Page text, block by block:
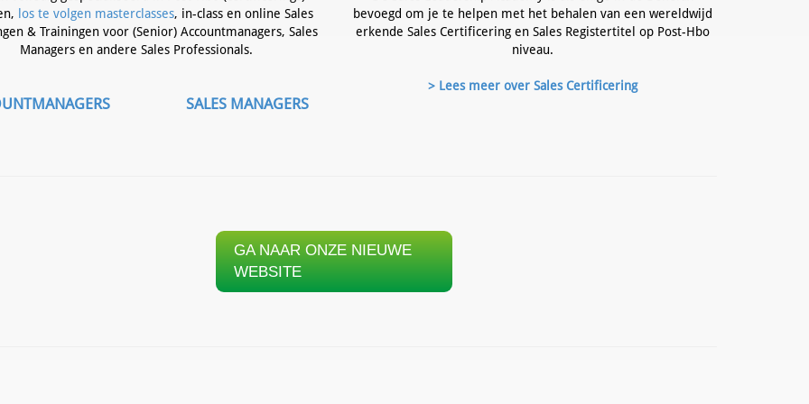
los te volgen masterclasses, in-class en online Sales
& Trainingen voor (Senior) Accountmanagers, Sales
Managers en andere Sales Professionals.
SALES MANAGERS
bevoegd om je te helpen met het behalen van een wereldwijd
erkende Sales Certificering en Sales Registertitel op Post-Hbo
niveau.
> Lees meer over Sales Certificering
GA NAAR ONZE NIEUWE
WEBSITE